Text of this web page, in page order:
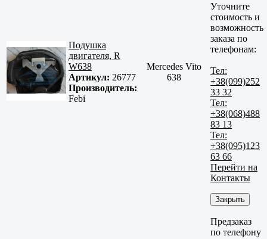
Подушка
двигателя, R
W638
Артикул: 26777
Производитель:
Febi
Mercedes Vito
638
Уточните
стоимость и
возможность
заказа по
телефонам:
Тел:
+38(099)252
33 32
Тел:
+38(068)488
83 13
Тел:
+38(095)123
63 66
Перейти на
Контакты
Закрыть
Предзаказ
по телефону